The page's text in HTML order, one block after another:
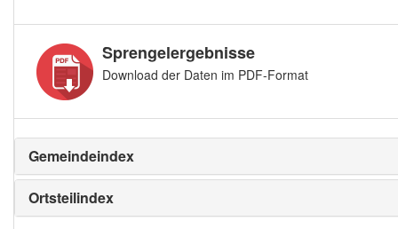
Sprengelergebnisse
Download der Daten im PDF-Format
Gemeindeindex
Ortsteilindex